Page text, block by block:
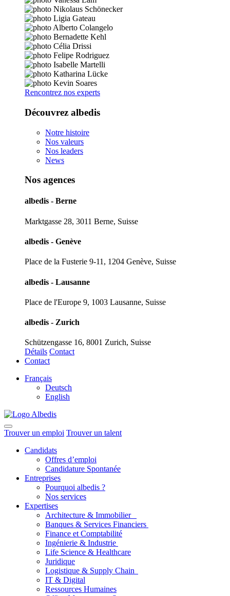
Rencontrez nos experts
Découvrez albedis
Notre histoire
Nos valeurs
Nos leaders
News
Nos agences
albedis - Berne
Marktgasse 28, 3011 Berne, Suisse
albedis - Genève
Place de la Fusterie 9-11, 1204 Genève, Suisse
albedis - Lausanne
Place de l'Europe 9, 1003 Lausanne, Suisse
albedis - Zurich
Schützengasse 16, 8001 Zurich, Suisse
Détails Contact
Contact
Français
Deutsch
English
Trouver un emploi Trouver un talent
Candidats
Offres d’emploi
Candidature Spontanée
Entreprises
Pourquoi albedis ?
Nos services
Expertises
Architecture & Immobilier
Banques & Services Financiers
Finance et Comptabilité
Ingénierie & Industrie
Life Science & Healthcare
Juridique
Logistique & Supply Chain
IT & Digital
Ressources Humaines